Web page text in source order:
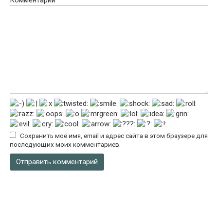
Сохранить моё имя, email и адрес сайта в этом браузере для
последующих моих комментариев.